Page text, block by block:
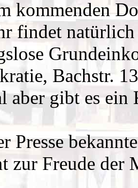
kommenden
findet
Bachstr.
aber gibt es
Presse
zur Freude der